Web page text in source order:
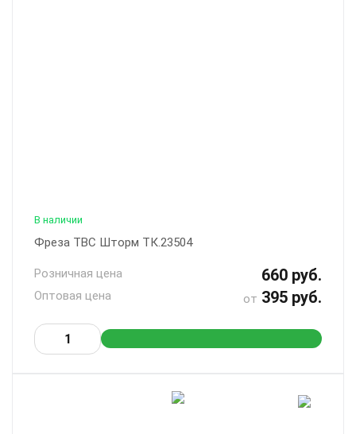
В наличии
Фреза ТВС Шторм ТК.23504
Розничная цена 660 руб.
Оптовая цена от 395 руб.